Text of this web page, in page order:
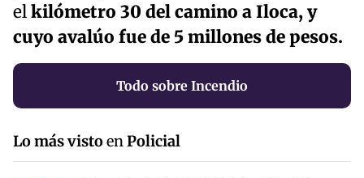
elkilómetro 30 del camino a Iloca, y
cuyo avalúo fue de 5 millones de pesos.
Todo sobre Incendio
Lo más vistoenPolicial